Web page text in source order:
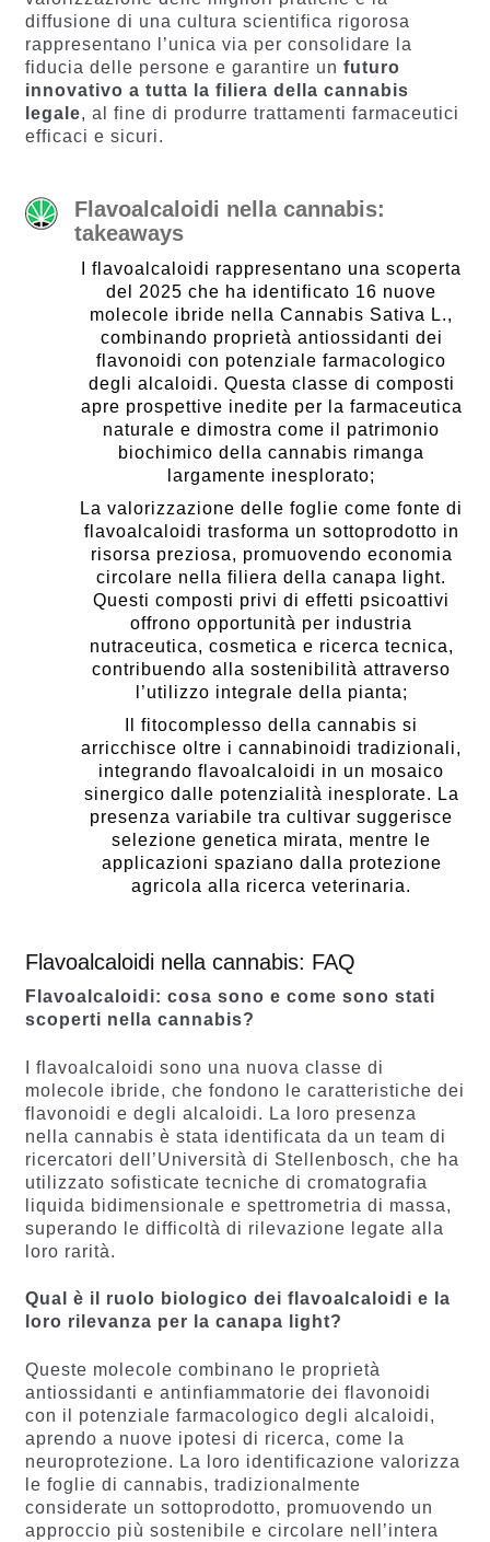
diffusione di una cultura scientifica rigorosa
rappresentano l’unica via per consolidare la
fiducia delle persone e garantire un futuro
innovativo a tutta la filiera della cannabis
legale, al fine di produrre trattamenti farmaceutici
efficaci e sicuri.
Flavoalcaloidi nella cannabis:
takeaways
I flavoalcaloidi rappresentano una scoperta
del 2025 che ha identificato 16 nuove
molecole ibride nella Cannabis Sativa L.,
combinando proprietà antiossidanti dei
flavonoidi con potenziale farmacologico
degli alcaloidi. Questa classe di composti
apre prospettive inedite per la farmaceutica
naturale e dimostra come il patrimonio
biochimico della cannabis rimanga
largamente inesplorato;
La valorizzazione delle foglie come fonte di
flavoalcaloidi trasforma un sottoprodotto in
risorsa preziosa, promuovendo economia
circolare nella filiera della canapa light.
Questi composti privi di effetti psicoattivi
offrono opportunità per industria
nutraceutica, cosmetica e ricerca tecnica,
contribuendo alla sostenibilità attraverso
l’utilizzo integrale della pianta;
Il fitocomplesso della cannabis si
arricchisce oltre i cannabinoidi tradizionali,
integrando flavoalcaloidi in un mosaico
sinergico dalle potenzialità inesplorate. La
presenza variabile tra cultivar suggerisce
selezione genetica mirata, mentre le
applicazioni spaziano dalla protezione
agricola alla ricerca veterinaria.
Flavoalcaloidi nella cannabis: FAQ
Flavoalcaloidi: cosa sono e come sono stati
scoperti nella cannabis?
I flavoalcaloidi sono una nuova classe di
molecole ibride, che fondono le caratteristiche dei
flavonoidi e degli alcaloidi. La loro presenza
nella cannabis è stata identificata da un team di
ricercatori dell’Università di Stellenbosch, che ha
utilizzato sofisticate tecniche di cromatografia
liquida bidimensionale e spettrometria di massa,
superando le difficoltà di rilevazione legate alla
loro rarità.
Qual è il ruolo biologico dei flavoalcaloidi e la
loro rilevanza per la canapa light?
Queste molecole combinano le proprietà
antiossidanti e antinfiammatorie dei flavonoidi
con il potenziale farmacologico degli alcaloidi,
aprendo a nuove ipotesi di ricerca, come la
neuroprotezione. La loro identificazione valorizza
le foglie di cannabis, tradizionalmente
considerate un sottoprodotto, promuovendo un
approccio più sostenibile e circolare nell’intera